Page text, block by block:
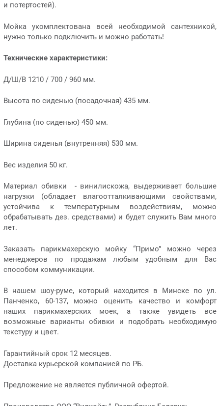
и потертостей).
Мойка укомплектована всей необходимой сантехникой,
нужно только подключить и можно работать!
Технические характеристики:
Д/Ш/В 1210 / 700 / 960 мм.
Высота по сиденью (посадочная) 435 мм.
Глубина (по сиденью) 450 мм.
Ширина сиденья (внутренняя) 530 мм.
Вес изделия 50 кг.
Материал обивки - винилискожа, выдерживает большие
нагрузки (обладает влагоотталкивающими свойствами,
устойчива к температурным воздействиям, можно
обрабатывать дез. средствами) и будет служить Вам много
лет.
Заказать парикмахерскую мойку “Примо” можно через
менеджеров по продажам любым удобным для Вас
способом коммуникации.
В нашем шоу-руме, который находится в Минске по ул.
Панченко, 60-137, можно оценить качество и комфорт
наших парикмахерских моек, а также увидеть все
возможные варианты обивки и подобрать необходимую
текстуру и цвет.
Гарантийный срок 12 месяцев.
Доставка курьерской компанией по РБ.
Предложение не является публичной офертой.